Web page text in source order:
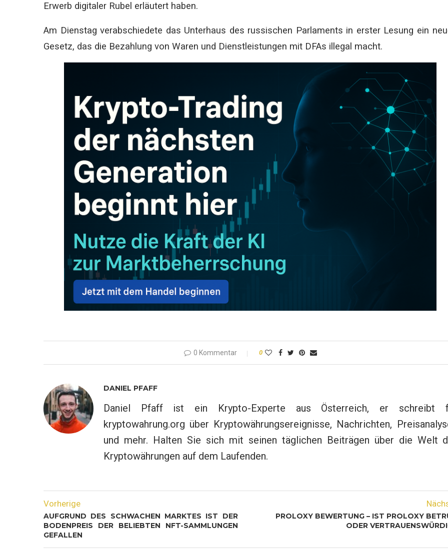
Erwerb digitaler Rubel erläutert haben.
Am Dienstag verabschiedete das Unterhaus des russischen Parlaments in erster Lesung ein
Gesetz, das die Bezahlung von Waren und Dienstleistungen mit DFAs illegal macht.
0 Kommentar 0
DANIEL PFAFF
Daniel Pfaff ist ein Krypto-Experte aus Österreich, er schreibt
kryptowahrung.org über Kryptowährungsereignisse, Nachrichten,
und mehr. Halten Sie sich mit seinen täglichen Beiträgen über die Welt
Kryptowährungen auf dem Laufenden.
Vorherige
AUFGRUND DES SCHWACHEN MARKTES IST DER
BODENPREIS DER BELIEBTEN NFT-SAMMLUNGEN
GEFALLEN
PROLOXY BEWERTUNG – IST PROLOXY
ODER